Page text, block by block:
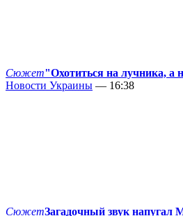
Сюжет"Охотиться на лучника, а
Новости Украины — 16:38
СюжетЗагадочный звук напугал